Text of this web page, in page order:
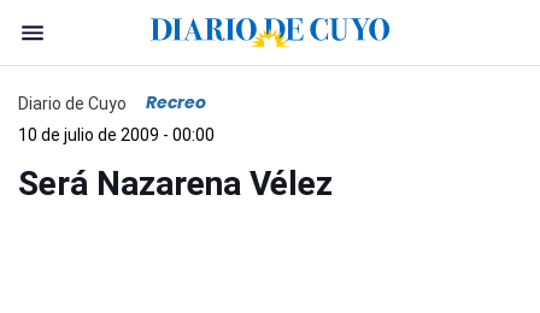
Diario de Cuyo Recreo
10 de julio de 2009 - 00:00
Será Nazarena Vélez